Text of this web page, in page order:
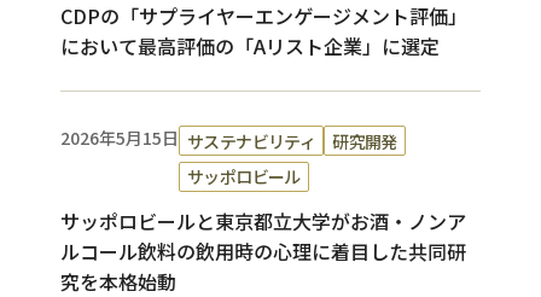
CDPの「サプライヤーエンゲージメント評価」
において最高評価の「Aリスト企業」に選定
2026年5月15日 サステナビリティ
研究開発
サッポロビール
サッポロビールと東京都立大学がお酒・ノンア
ルコール飲料の飲用時の心理に着目した共同研
究を本格始動